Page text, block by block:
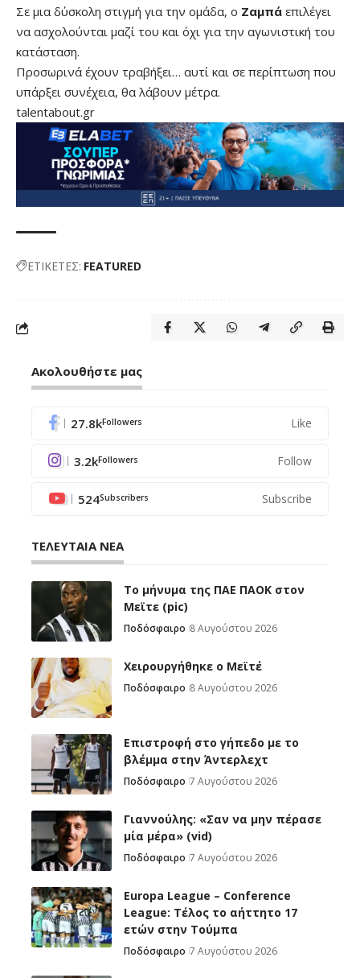
Σε μια δύσκολη στιγμή για την ομάδα, ο Ζαμπά επιλέγει
να ασχολούνται μαζί του και όχι για την αγωνιστική του
κατάσταση.
Προσωρινά έχουν τραβήξει… αυτί και σε περίπτωση που
υπάρξει συνέχεια, θα λάβουν μέτρα.
talentabout.gr
ΕΤΙΚΕΤΕΣ: FEATURED
Ακολουθήστε μας
27.8kFollowers Like
3.2kFollowers Follow
524Subscribers Subscribe
ΤΕΛΕΥΤΑΙΑ ΝΕΑ
Το μήνυμα της ΠΑΕ ΠΑΟΚ στον
Μεϊτε (pic)
Ποδόσφαιρο 8 Αυγούστου 2026
Χειρουργήθηκε ο Μεϊτέ
Ποδόσφαιρο 8 Αυγούστου 2026
Επιστροφή στο γήπεδο με το
βλέμμα στην Άντερλεχτ
Ποδόσφαιρο 7 Αυγούστου 2026
Γιαννούλης: «Σαν να μην πέρασε
μία μέρα» (vid)
Ποδόσφαιρο 7 Αυγούστου 2026
Europa League – Conference
League: Τέλος το αήττητο 17
ετών στην Τούμπα
Ποδόσφαιρο 7 Αυγούστου 2026